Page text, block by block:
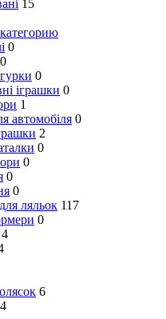
15
0
0
0
іграшки 0
1
автомобіля 0
2
0
0
0
0
ляльок 117
0
4
6